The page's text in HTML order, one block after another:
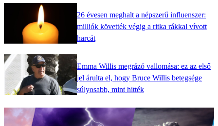
26 évesen meghalt a népszerű influenszer:
milliók követték végig a ritka rákkal vívott
harcát
Emma Willis megrázó vallomása: ez az első
jel árulta el, hogy Bruce Willis betegsége
súlyosabb, mint hitték